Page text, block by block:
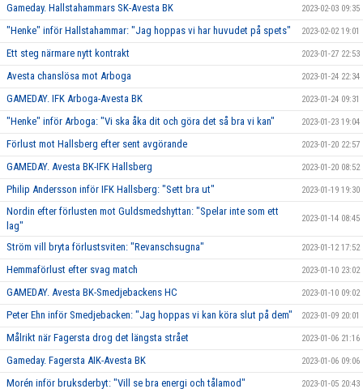
Gameday. Hallstahammars SK-Avesta BK 2023-02-03 09:35
"Henke" inför Hallstahammar: "Jag hoppas vi har huvudet på spets" 2023-02-02 19:01
Ett steg närmare nytt kontrakt 2023-01-27 22:53
Avesta chanslösa mot Arboga 2023-01-24 22:34
GAMEDAY. IFK Arboga-Avesta BK 2023-01-24 09:31
"Henke" inför Arboga: "Vi ska åka dit och göra det så bra vi kan" 2023-01-23 19:04
Förlust mot Hallsberg efter sent avgörande 2023-01-20 22:57
GAMEDAY. Avesta BK-IFK Hallsberg 2023-01-20 08:52
Philip Andersson inför IFK Hallsberg: "Sett bra ut" 2023-01-19 19:30
Nordin efter förlusten mot Guldsmedshyttan: "Spelar inte som ett
lag"
2023-01-14 08:45
Ström vill bryta förlustsviten: "Revanschsugna" 2023-01-12 17:52
Hemmaförlust efter svag match 2023-01-10 23:02
GAMEDAY. Avesta BK-Smedjebackens HC 2023-01-10 09:02
Peter Ehn inför Smedjebacken: "Jag hoppas vi kan köra slut på dem" 2023-01-09 20:01
Målrikt när Fagersta drog det längsta strået 2023-01-06 21:16
Gameday. Fagersta AIK-Avesta BK 2023-01-06 09:06
Morén inför bruksderbyt: "Vill se bra energi och tålamod" 2023-01-05 20:43